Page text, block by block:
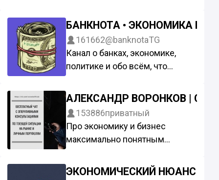
Реклама: @buffet_reklama
БАНКНОТА • ЭКОНОМИКА И
161662@banknotaTG
Канал о банках, экономике,
политике и обо всём, что
Владелец — @banknotaV
АЛЕКСАНДР ВОРОНКОВ |
153886приватный
Про экономику и бизнес
максимально понятным
Квалифицированный инвестор
ЭКОНОМИЧЕСКИЙ НЮАНС